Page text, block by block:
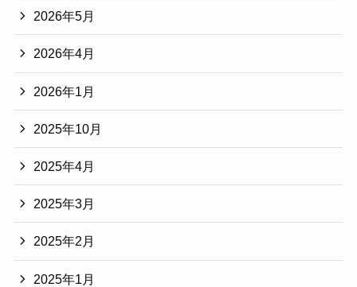
2026年5月
2026年4月
2026年1月
2025年10月
2025年4月
2025年3月
2025年2月
2025年1月